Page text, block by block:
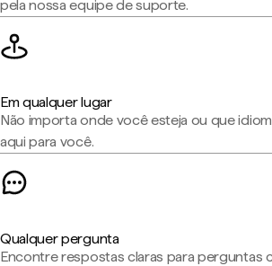
pela nossa equipe de suporte.
Em qualquer lugar
Não importa onde você esteja ou que
aqui para você.
Qualquer pergunta
Encontre respostas claras para perguntas